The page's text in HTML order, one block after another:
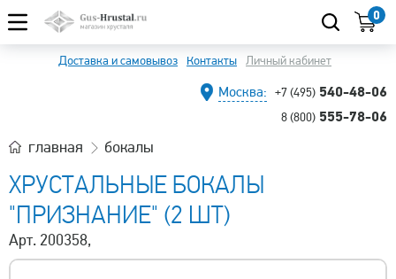
0
Доставка и самовывоз Контакты Личный кабинет
Москва: +7 (495) 540-48-06
8 (800) 555-78-06
главная бокалы
ХРУСТАЛЬНЫЕ БОКАЛЫ
"ПРИЗНАНИЕ" (2 ШТ)
Арт. 200358,